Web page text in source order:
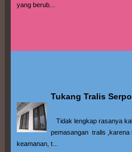
yang berub...
Tukang Tralis
Tidak lengkap rasanya
pemasangan  tralis ,karena
keamanan, t...